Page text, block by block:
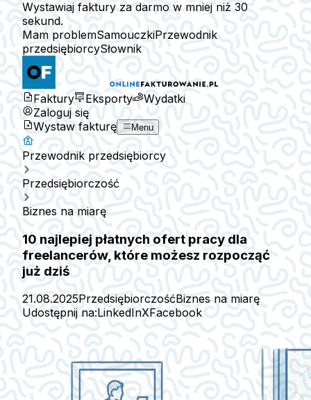
Wystawiaj faktury za darmo w mniej niż 30
sekund.
Mam problemSamouczkiPrzewodnik
przedsiębiorcySłownik
Faktury Eksporty
Wydatki
Zaloguj się
Wystaw fakturę
Menu
Przewodnik przedsiębiorcy
Przedsiębiorczość
Biznes na miarę
10 najlepiej płatnych ofert pracy dla
freelancerów, które możesz rozpocząć
już dziś
21.08.2025PrzedsiębiorczośćBiznes na miarę
Udostępnij na:LinkedInXFacebook